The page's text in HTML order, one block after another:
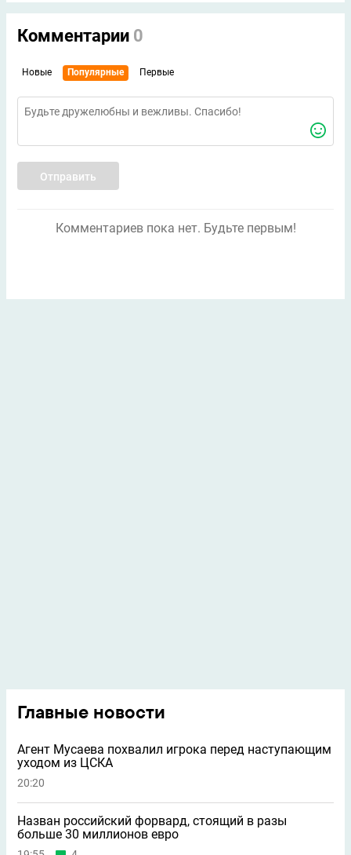
Комментарии 0
Новые Популярные Первые
Отправить
Комментариев пока нет. Будьте первым!
Главные новости
Агент Мусаева похвалил игрока перед наступающим
уходом из ЦСКА
20:20
Назван российский форвард, стоящий в разы
больше 30 миллионов евро